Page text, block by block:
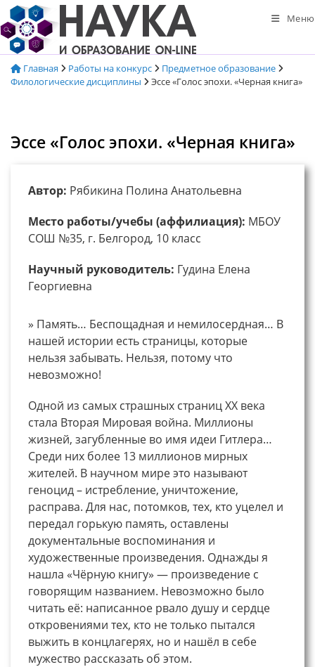
Перейти
к
содержимому
Меню
Главная Работы на конкурс
Предметное образование
Филологические дисциплины
Эссе «Голос эпохи. «Черная книга»
Эссе «Голос эпохи. «Черная книга»
Автор: Рябикина Полина Анатольевна
Место работы/учебы (аффилиация): МБОУ
СОШ №35, г. Белгород, 10 класс
Научный руководитель: Гудина Елена
Георгиевна
» Память… Беспощадная и немилосердная… В
нашей истории есть страницы, которые
нельзя забывать. Нельзя, потому что
невозможно!
Одной из самых страшных страниц XX века
стала Вторая Мировая война. Миллионы
жизней, загубленные во имя идеи Гитлера…
Среди них более 13 миллионов мирных
жителей. В научном мире это называют
геноцид – истребление, уничтожение,
расправа. Для нас, потомков, тех, кто уцелел и
передал горькую память, оставлены
документальные воспоминания и
художественные произведения. Однажды я
нашла «Чёрную книгу» — произведение с
говорящим названием. Невозможно было
читать её: написанное рвало душу и сердце
откровениями тех, кто не только пытался
выжить в концлагерях, но и нашёл в себе
мужество рассказать об этом.